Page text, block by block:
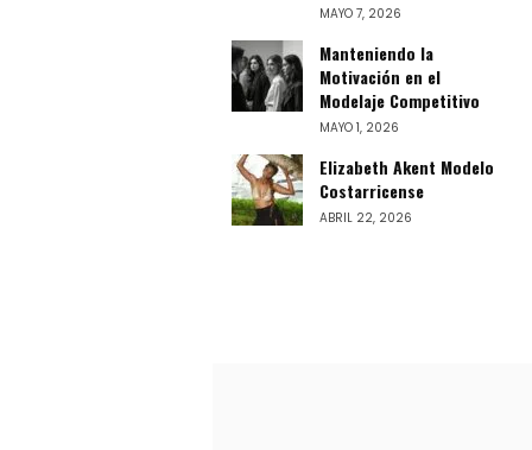
MAYO 7, 2026
Manteniendo la
Motivación en el
Modelaje Competitivo
MAYO 1, 2026
Elizabeth Akent Modelo
Costarricense
ABRIL 22, 2026